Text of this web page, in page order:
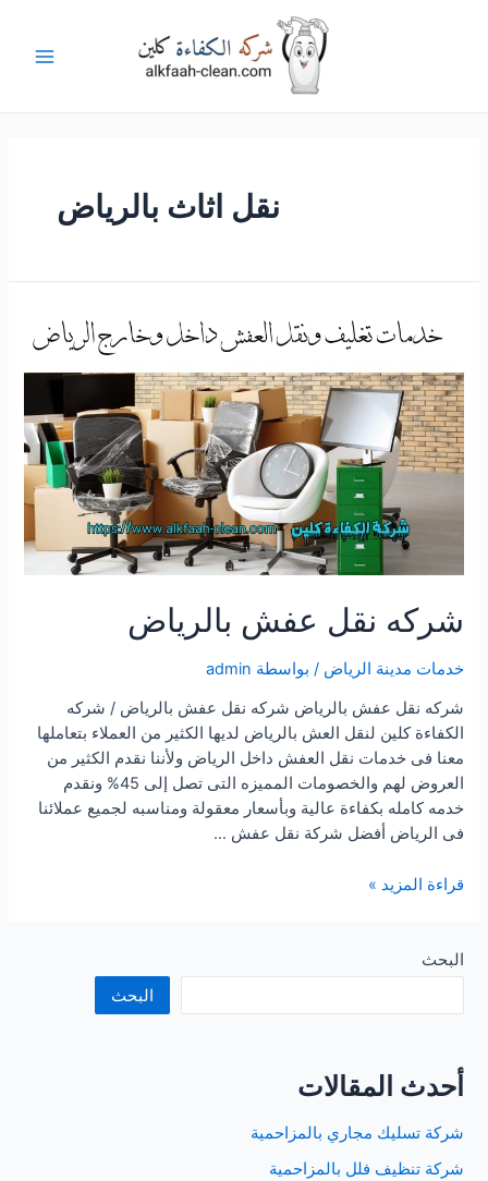
نقل اثاث بالرياض
شركه نقل عفش بالرياض
خدمات مدينة الرياض / بواسطة admin
شركه نقل عفش بالرياض شركه نقل عفش بالرياض / شركه
الكفاءة كلين لنقل العش بالرياض لديها الكثير من العملاء بتعاملها
معنا فى خدمات نقل العفش داخل الرياض ولأننا نقدم الكثير من
العروض لهم والخصومات المميزه التى تصل إلى 45% ونقدم
خدمه كامله بكفاءة عالية وبأسعار معقولة ومناسبه لجميع عملائنا
فى الرياض أفضل شركة نقل عفش …
شركه
بالرياض
قراءة المزيد »
البحث
البحث
أحدث المقالات
شركة تسليك مجاري بالمزاحمية
شركة تنظيف فلل بالمزاحمية